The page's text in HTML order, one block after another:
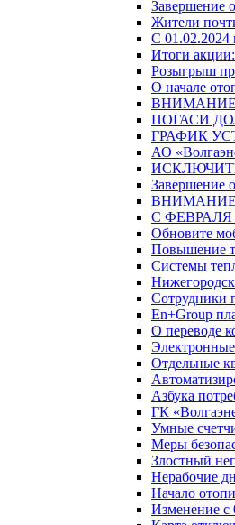
Завершение
Жители
С 01.02.2024
Итоги
Розыгрыш
О начале
ПОГАСИ
ГРАФИК
АО
Завершение
ВНИМАНИЕ!
С ФЕВРАЛЯ
Обновите
Повышение
Системы
Сотрудники
En+Group
О переводе
Отдельные
Азбука
ГК
Умные
Меры
Злостный
Нерабочие
Начало
Изменение с